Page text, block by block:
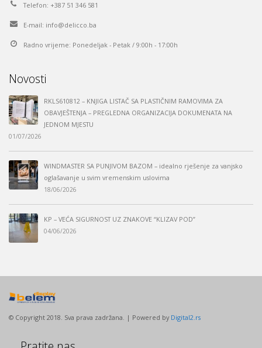
Telefon: +387 51 346 581
E-mail: info@delicco.ba
Radno vrijeme: Ponedeljak - Petak / 9:00h - 17:00h
Novosti
RKLS610812 – KNJIGA LISTAČ SA PLASTIČNIM RAMOVIMA ZA
OBAVJEŠTENJA – PREGLEDNA ORGANIZACIJA DOKUMENATA NA
JEDNOM MJESTU
01/07/2026
WINDMASTER SA PUNJIVOM BAZOM – idealno rješenje za vanjsko
oglašavanje u svim vremenskim uslovima
18/06/2026
KP – VEĆA SIGURNOST UZ ZNAKOVE “KLIZAV POD”
04/06/2026
© Copyright 2018. Sva prava zadržana. | Powered by Digital2.rs